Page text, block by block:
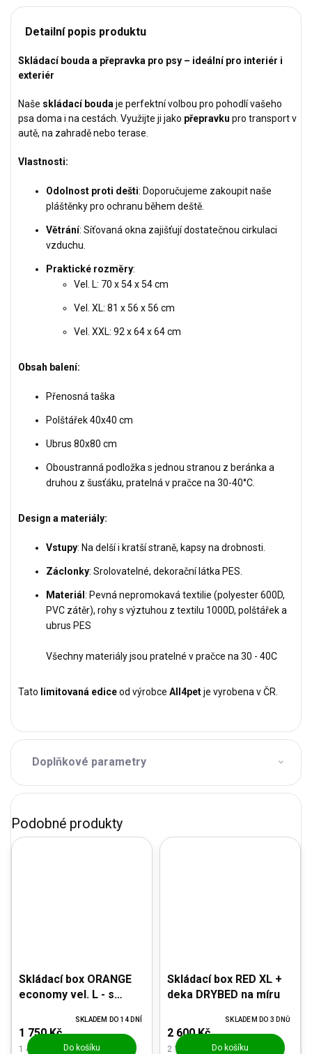
Detailní popis produktu
Skládací bouda a přepravka pro psy – ideální pro interiér i
exteriér
Naše skládací bouda je perfektní volbou pro pohodlí vašeho
psa doma i na cestách. Využijte ji jako přepravku pro transport v
autě, na zahradě nebo terase.
Vlastnosti:
Odolnost proti dešti: Doporučujeme zakoupit naše
pláštěnky pro ochranu během deště.
Větrání: Síťovaná okna zajišťují dostatečnou cirkulaci
vzduchu.
Praktické rozměry:
Vel. L: 70 x 54 x 54 cm
Vel. XL: 81 x 56 x 56 cm
Vel. XXL: 92 x 64 x 64 cm
Obsah balení:
Přenosná taška
Polštářek 40x40 cm
Ubrus 80x80 cm
Oboustranná podložka s jednou stranou z beránka a
druhou z šusťáku, pratelná v pračce na 30-40°C.
Design a materiály:
Vstupy: Na delší i kratší straně, kapsy na drobnosti.
Záclonky: Srolovatelné, dekorační látka PES.
Materiál: Pevná nepromokavá textilie (polyester 600D,
PVC zátěr), rohy s výztuhou z textilu 1000D, polštářek a
ubrus PES
Všechny materiály jsou pratelné v pračce na 30 - 40C
Tato limitovaná ediceod výrobce All4petje vyrobena v ČR.
Doplňkové parametry
Skládací box ORANGE
economy vel. L - s
1 446,28 Kč bez DPH
1 750 Kč
SKLADEM DO 14 DNÍ
Do košíku
Skládací box RED XL +
deka DRYBED na míru
2 148,76 Kč bez DPH
2 600 Kč
SKLADEM DO 3 DNŮ
Do košíku